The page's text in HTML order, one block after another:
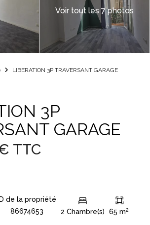
Voir tout les 7 photos
LIBERATION 3P TRAVERSANT GARAGE
3P
GARAGE
TTC
ID de la propriété
86674653
2 Chambre(s) 65 m2